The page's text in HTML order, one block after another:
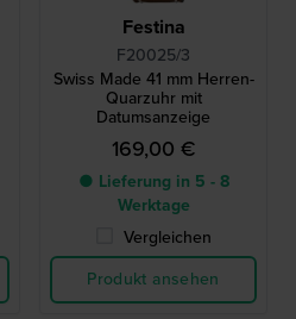
Festina
F20025/3
Swiss Made 41 mm Herren-
Quarzuhr mit
Datumsanzeige
169,00 €
● Lieferung in 5 - 8
Werktage
Vergleichen
Produkt ansehen